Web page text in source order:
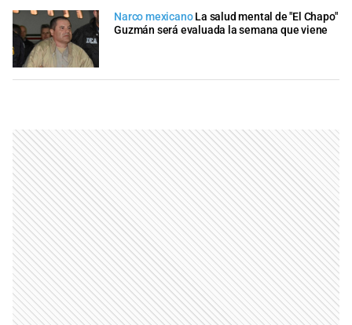
Narco mexicano La salud mental de "El Chapo"
Guzmán será evaluada la semana que viene